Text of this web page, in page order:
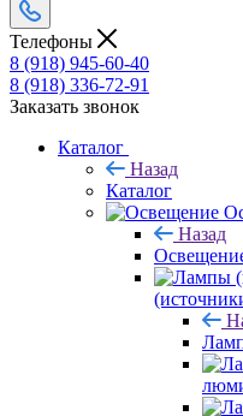
Телефоны
8 (918) 945-60-40
8 (918) 336-72-91
Заказать звонок
Каталог
Назад
Каталог
Назад